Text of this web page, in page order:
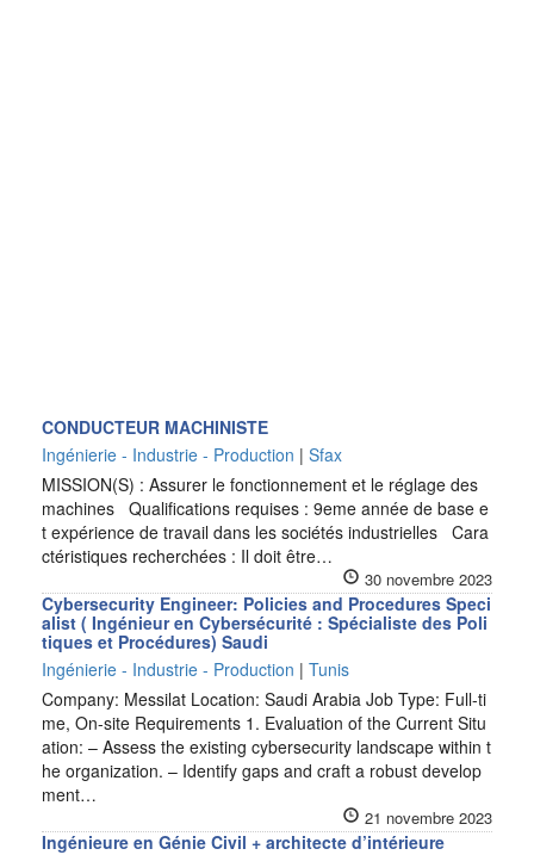
CONDUCTEUR MACHINISTE
Ingénierie - Industrie - Production | Sfax
MISSION(S) : Assurer le fonctionnement et le réglage des
machines Qualifications requises : 9eme année de base e
t expérience de travail dans les sociétés industrielles Cara
ctéristiques recherchées : Il doit être…
30 novembre 2023
Cybersecurity Engineer: Policies and Procedures Speci
alist ( Ingénieur en Cybersécurité : Spécialiste des Poli
tiques et Procédures) Saudi
Ingénierie - Industrie - Production | Tunis
Company: Messilat Location: Saudi Arabia Job Type: Full-ti
me, On-site Requirements 1. Evaluation of the Current Situ
ation: – Assess the existing cybersecurity landscape within t
he organization. – Identify gaps and craft a robust develop
ment…
21 novembre 2023
Ingénieure en Génie Civil + architecte d’intérieure